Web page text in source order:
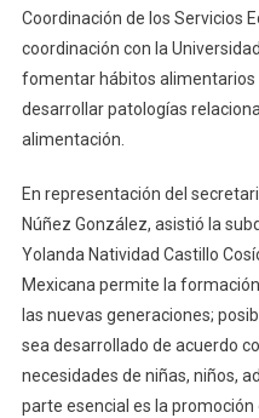
Coordinación de los Servicios
coordinación con la
fomentar hábitos alimentarios
desarrollar patologías
alimentación.
En representación del
Núñez González, asistió la
Yolanda Natividad Castillo
Mexicana permite la
las nuevas generaciones;
sea desarrollado de acuerdo
necesidades de niñas, niños,
parte esencial es la